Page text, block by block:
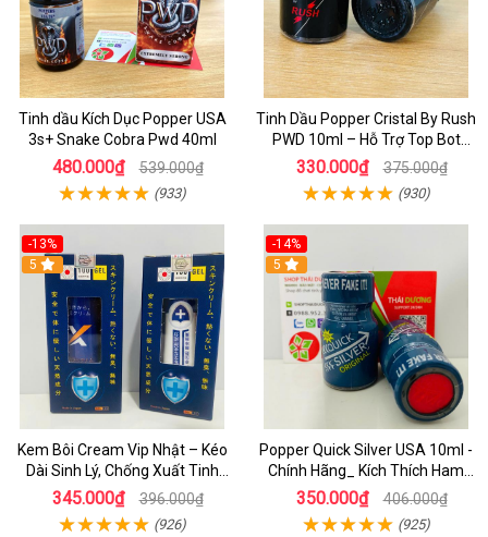
Tinh dầu Kích Dục Popper USA
3s+ Snake Cobra Pwd 40ml
480.000₫ 539.000₫
(933)
Tinh Dầu Popper Cristal By Rush
PWD 10ml – Hỗ Trợ Top Bot
Sung Mãn
330.000₫ 375.000₫
(930)
-13%
5
Kem Bôi Cream Vip Nhật – Kéo
Dài Sinh Lý, Chống Xuất Tinh
Sớm, Hiệu Quả Nhanh Cho Nam
345.000₫ 396.000₫
(926)
-14%
5
Popper Quick Silver USA 10ml -
Chính Hãng_ Kích Thích Ham
Muốn Cực Đỉnh
350.000₫ 406.000₫
(925)